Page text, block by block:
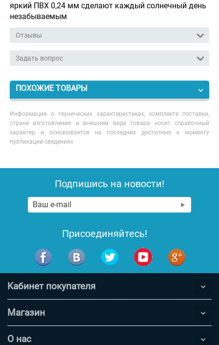
яркий ПВХ 0,24 мм сделают каждый солнечный день
незабываемым
Отзывы
Задать вопрос
ПОХОЖИЕ ТОВАРЫ
Информация о технических характеристиках, комплекте поставки,
стране изготовления и внешнем виде товара носит справочный
характер и основывается на последних доступных к моменту
публикации сведениях
Подпишись на новости!
Присоединяйтесь!
Кабинет покупателя
Магазин
О нас